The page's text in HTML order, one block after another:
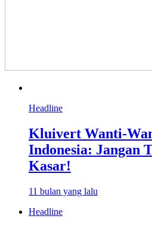
Headline
Kluivert Wanti-
Indonesia: Jangan
Kasar!
11 bulan yang lalu
Headline